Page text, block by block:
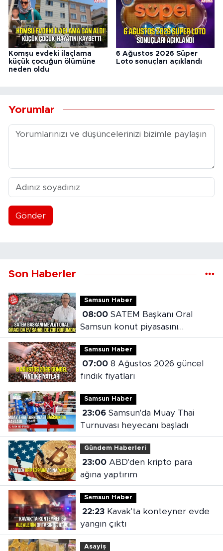
Komşu evdeki ilaçlama
küçük çocuğun ölümüne
neden oldu
6 Ağustos 2026 Süper
Loto sonuçları açıklandı
Yorumlar
Gönder
Son Haberler
Samsun Haber
08:00SATEM Başkanı Oral
Samsun konut piyasasını
değerlendirdi
Samsun Haber
07:008 Ağustos 2026 güncel
fındık fiyatları
Samsun Haber
23:06Samsun'da Muay Thai
Turnuvası heyecanı başladı
Gündem Haberleri
23:00ABD'den kripto para
ağına yaptırım
Samsun Haber
22:23Kavak'ta konteyner evde
yangın çıktı
Asayiş